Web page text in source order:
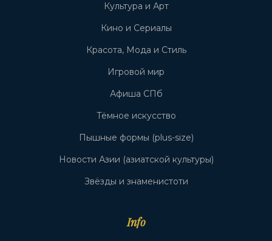
Культура и Арт
Кино и Сериалы
Красота, Мода и Стиль
Игровой мир
Афиша СПб
Тёмное искусство
Пышные формы (plus-size)
Новости Азии (азиатской культуры)
Звёзды и знаменистоти
Info